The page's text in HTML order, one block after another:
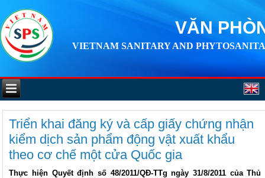
VĂN
VIETNAM SANITARY AND
Triển khai đăng ký và cấp giấy chứng nhận
kiểm dịch sản phẩm động vật xuất khẩu
theo cơ chế một cửa Quốc gia
Thực hiện Quyết định số 48/2011/QĐ-TTg ngày 31/8/2011 của Thủ